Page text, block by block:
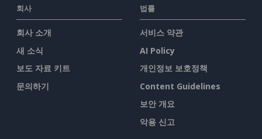
회사
회사 소개
새 소식
보도 자료 키트
문의하기
법률
서비스 약관
AI Policy
개인정보 보호정책
Content Guidelines
보안 개요
악용 신고